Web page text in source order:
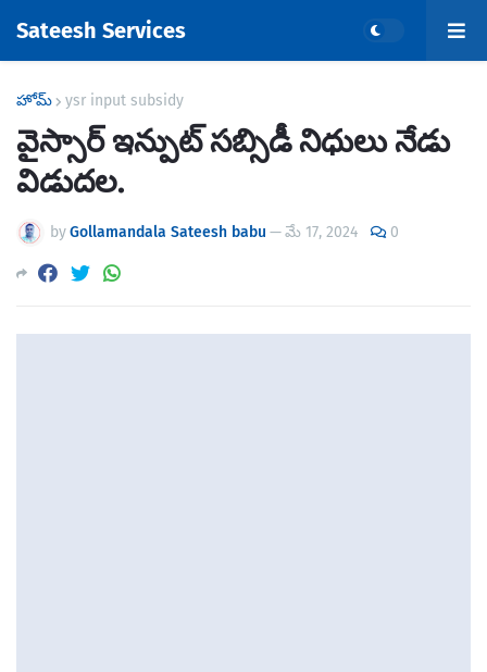
Sateesh Services
హోమ్ ysr input subsidy
వైస్సార్ ఇన్పుట్ సబ్సిడీ నిధులు నేడు
విడుదల.
byGollamandala Sateesh babu —మే 17, 2024 0